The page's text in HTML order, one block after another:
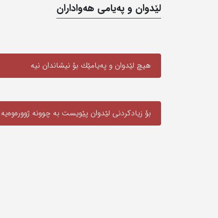
لێدوان و په‌یامی‌ هه‌واداران
هیچ لێدوان و په‌یامێك بۆ نیشاندان نیه‌
بۆ زیادکردنی لێدوان پێویست به‌ چوونە ژوورەوەیه‌